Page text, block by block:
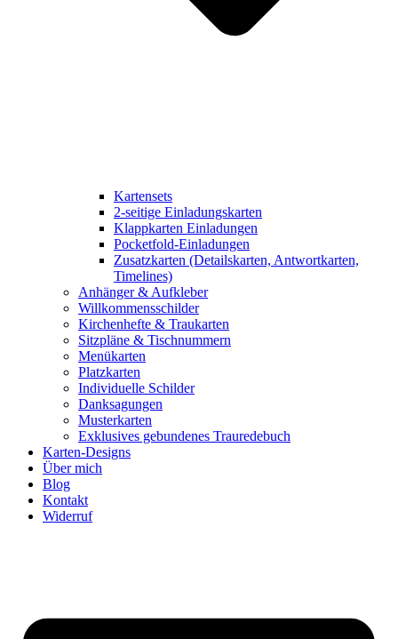
Kartensets
2-seitige Einladungskarten
Klappkarten Einladungen
Pocketfold-Einladungen
Zusatzkarten (Detailskarten, Antwortkarten,
Timelines)
Anhänger & Aufkleber
Willkommensschilder
Kirchenhefte & Traukarten
Sitzpläne & Tischnummern
Menükarten
Platzkarten
Individuelle Schilder
Danksagungen
Musterkarten
Exklusives gebundenes Trauredebuch
Karten-Designs
Über mich
Blog
Kontakt
Widerruf